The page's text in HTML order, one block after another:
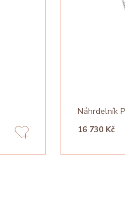
Náhrdelník
16 730 Kč